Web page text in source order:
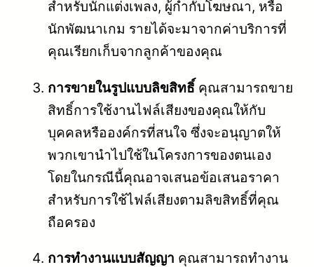
สำหรับนักแต่งเพลง, ผู้กำกับโฆษณา, หรือ
นักพัฒนาเกม รายได้จะมาจากค่าบริการที่
คุณเรียกเก็บจากลูกค้าของคุณ
การขายในรูปแบบลิขสิทธิ์ คุณสามารถขาย
สิทธิ์การใช้งานไฟล์เสียงของคุณให้กับ
บุคคลหรือองค์กรที่สนใจ ซึ่งจะอนุญาตให้
พวกเขานำไปใช้ในโครงการของตนเอง
โดยในกรณีนี้คุณอาจเสนอข้อเสนอราคา
สำหรับการใช้ไฟล์เสียงตามลิขสิทธิ์ที่คุณ
ถือครอง
การทำงานแบบสัญญา คุณสามารถทำงาน